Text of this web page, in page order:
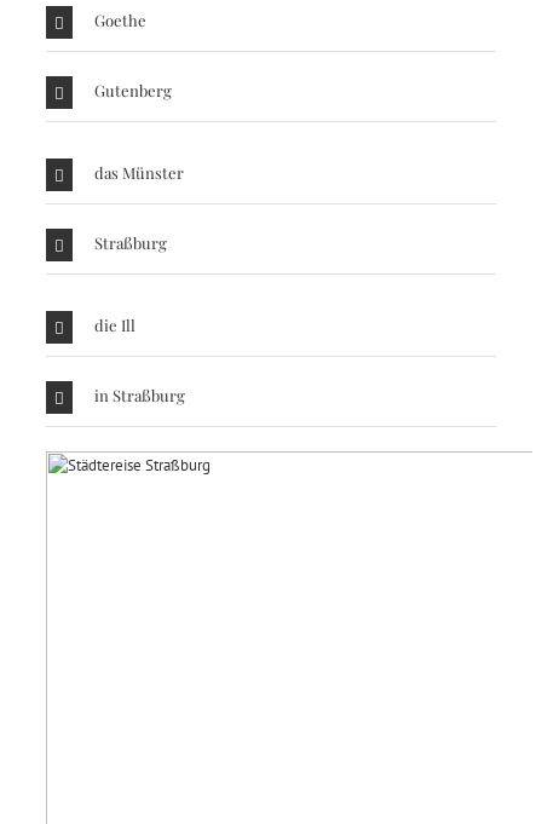
Goethe
Gutenberg
das Münster
Straßburg
die Ill
in Straßburg